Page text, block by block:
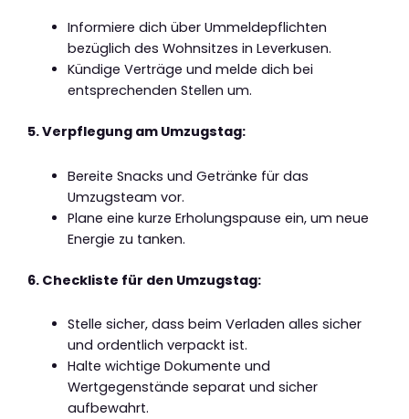
Informiere dich über Ummeldepflichten
bezüglich des Wohnsitzes in Leverkusen.
Kündige Verträge und melde dich bei
entsprechenden Stellen um.
5. Verpflegung am Umzugstag:
Bereite Snacks und Getränke für das
Umzugsteam vor.
Plane eine kurze Erholungspause ein, um neue
Energie zu tanken.
6. Checkliste für den Umzugstag:
Stelle sicher, dass beim Verladen alles sicher
und ordentlich verpackt ist.
Halte wichtige Dokumente und
Wertgegenstände separat und sicher
aufbewahrt.